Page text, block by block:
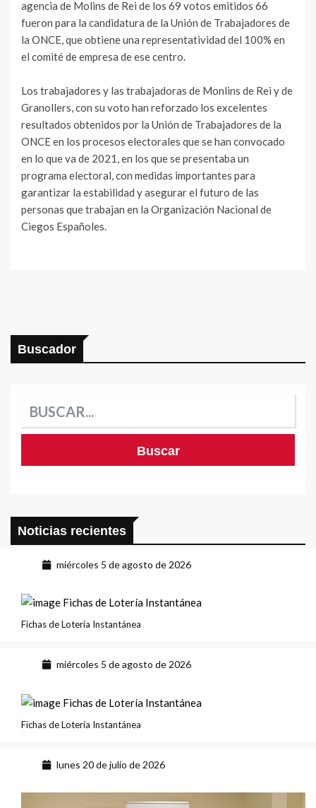
agencia de Molins de Rei de los 69 votos emitidos 66
fueron para la candidatura de la Unión de Trabajadores de
la ONCE, que obtiene una representatividad del 100% en
el comité de empresa de ese centro.
Los trabajadores y las trabajadoras de Monlins de Rei y de
Granollers, con su voto han reforzado los excelentes
resultados obtenidos por la Unión de Trabajadores de la
ONCE en los procesos electorales que se han convocado
en lo que va de 2021, en los que se presentaba un
programa electoral, con medidas importantes para
garantizar la estabilidad y asegurar el futuro de las
personas que trabajan en la Organización Nacional de
Ciegos Españoles.
Buscador
Noticias recientes
miércoles 5 de agosto de 2026
Fichas de Lotería Instantánea
miércoles 5 de agosto de 2026
Fichas de Lotería Instantánea
lunes 20 de julio de 2026